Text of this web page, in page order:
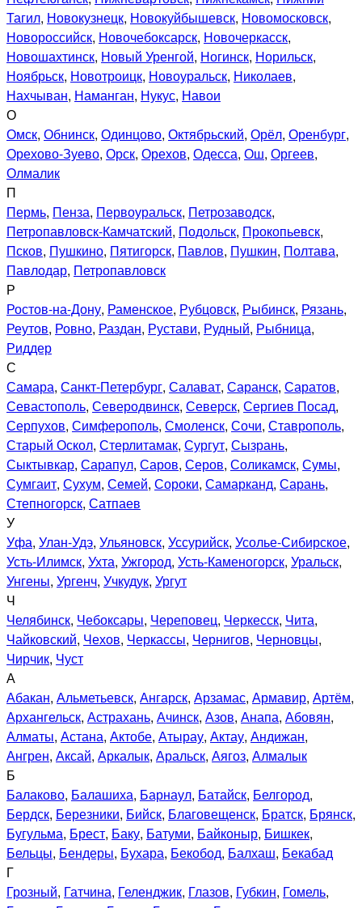
Тагил, Новокузнецк, Новокуйбышевск, Новомосковск,
Новороссийск, Новочебоксарск, Новочеркасск,
Новошахтинск, Новый Уренгой, Ногинск, Норильск,
Ноябрьск, Новотроицк, Новоуральск, Николаев,
Нахчыван, Наманган, Нукус, Навои
О
Омск, Обнинск, Одинцово, Октябрьский, Орёл, Оренбург,
Орехово-Зуево, Орск, Орехов, Одесса, Ош, Оргеев,
Олмалик
П
Пермь, Пенза, Первоуральск, Петрозаводск,
Петропавловск-Камчатский, Подольск, Прокопьевск,
Псков, Пушкино, Пятигорск, Павлов, Пушкин, Полтава,
Павлодар, Петропавловск
Р
Ростов-на-Дону, Раменское, Рубцовск, Рыбинск, Рязань,
Реутов, Ровно, Раздан, Рустави, Рудный, Рыбница,
Риддер
С
Самара, Санкт-Петербург, Салават, Саранск, Саратов,
Севастополь, Северодвинск, Северск, Сергиев Посад,
Серпухов, Симферополь, Смоленск, Сочи, Ставрополь,
Старый Оскол, Стерлитамак, Сургут, Сызрань,
Сыктывкар, Сарапул, Саров, Серов, Соликамск, Сумы,
Сумгаит, Сухум, Семей, Сороки, Самарканд, Сарань,
Степногорск, Сатпаев
У
Уфа, Улан-Удэ, Ульяновск, Уссурийск, Усолье-Сибирское,
Усть-Илимск, Ухта, Ужгород, Усть-Каменогорск, Уральск,
Унгены, Ургенч, Учкудук, Ургут
Ч
Челябинск, Чебоксары, Череповец, Черкесск, Чита,
Чайковский, Чехов, Черкассы, Чернигов, Черновцы,
Чирчик, Чуст
А
Абакан, Альметьевск, Ангарск, Арзамас, Армавир, Артём,
Архангельск, Астрахань, Ачинск, Азов, Анапа, Абовян,
Алматы, Астана, Актобе, Атырау, Актау, Андижан,
Ангрен, Аксай, Аркалык, Аральск, Аягоз, Алмалык
Б
Балаково, Балашиха, Барнаул, Батайск, Белгород,
Бердск, Березники, Бийск, Благовещенск, Братск, Брянск,
Бугульма, Брест, Баку, Батуми, Байконыр, Бишкек,
Бельцы, Бендеры, Бухара, Бекобод, Балхаш, Бекабад
Г
Грозный, Гатчина, Геленджик, Глазов, Губкин, Гомель,